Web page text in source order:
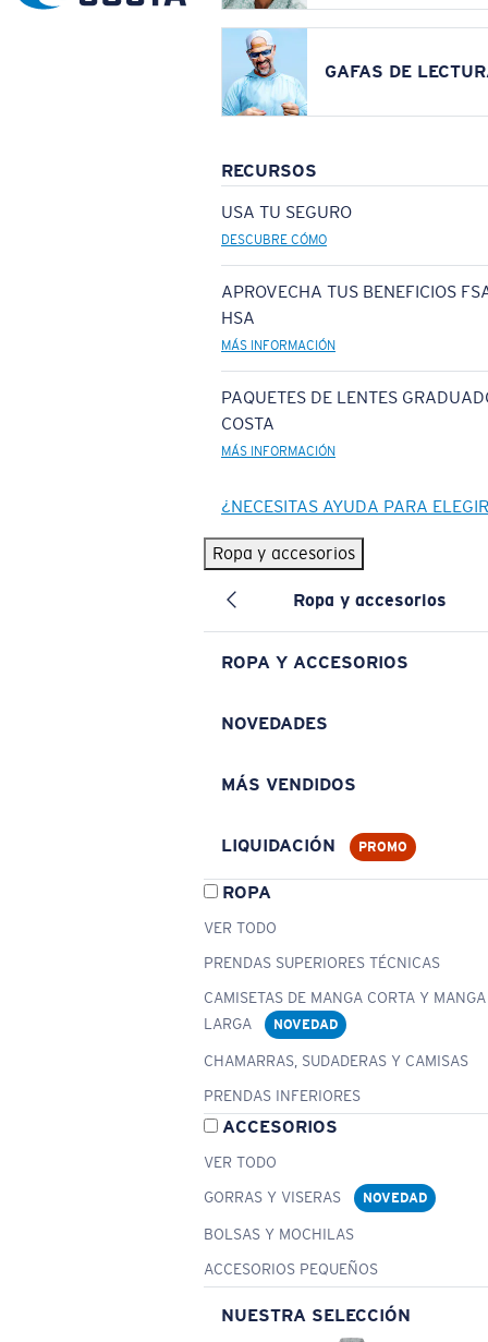
GAFAS DE
RECURSOS
USA TU SEGURO
DESCUBRE CÓMO
APROVECHA TUS BENEFICIOS
HSA
MÁS INFORMACIÓN
PAQUETES DE LENTES
COSTA
MÁS INFORMACIÓN
¿NECESITAS AYUDA PARA
Ropa y accesorios
Ropa y accesorios
ROPA Y ACCESORIOS
NOVEDADES
MÁS VENDIDOS
LIQUIDACIÓN PROMO
ROPA
VER TODO
PRENDAS SUPERIORES TÉCNICAS
CAMISETAS DE MANGA CORTA Y MANGA
LARGA
NOVEDAD
CHAMARRAS, SUDADERAS Y CAMISAS
PRENDAS INFERIORES
ACCESORIOS
VER TODO
GORRAS Y VISERAS
NOVEDAD
BOLSAS Y MOCHILAS
ACCESORIOS PEQUEÑOS
NUESTRA SELECCIÓN